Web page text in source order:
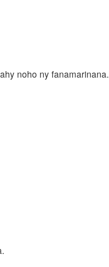
noho ny fanamarinana.